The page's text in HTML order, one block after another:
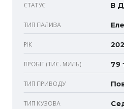
СТАТУС В
ТИП ПАЛИВА
РІК
ПРОБІГ (ТИС. МИЛЬ) 79
ТИП ПРИВОДУ
ТИП КУЗОВА